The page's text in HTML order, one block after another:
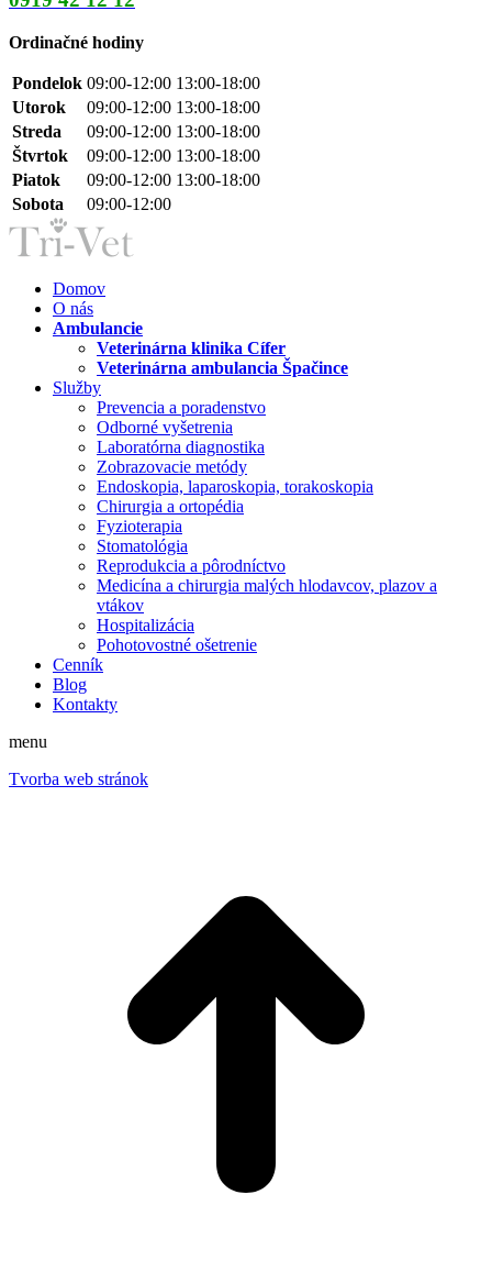
Ordinačné hodiny
Pondelok 09:00-12:00 13:00-18:00
Utorok
09:00-12:00 13:00-18:00
Streda
09:00-12:00 13:00-18:00
Štvrtok
09:00-12:00 13:00-18:00
Piatok
09:00-12:00 13:00-18:00
Sobota
09:00-12:00
Domov
O nás
Ambulancie
Veterinárna klinika Cífer
Veterinárna ambulancia Špačince
Služby
Prevencia a poradenstvo
Odborné vyšetrenia
Laboratórna diagnostika
Zobrazovacie metódy
Endoskopia, laparoskopia, torakoskopia
Chirurgia a ortopédia
Fyzioterapia
Stomatológia
Reprodukcia a pôrodníctvo
Medicína a chirurgia malých hlodavcov, plazov a
vtákov
Hospitalizácia
Pohotovostné ošetrenie
Cenník
Blog
Kontakty
menu
Tvorba web stránok